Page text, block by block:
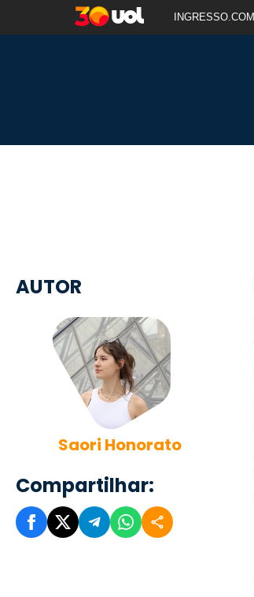
INGRESSO.COM
AUTOR
Saori Honorato
Compartilhar: